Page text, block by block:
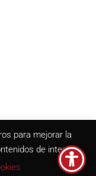
para mejorar la
de interés.